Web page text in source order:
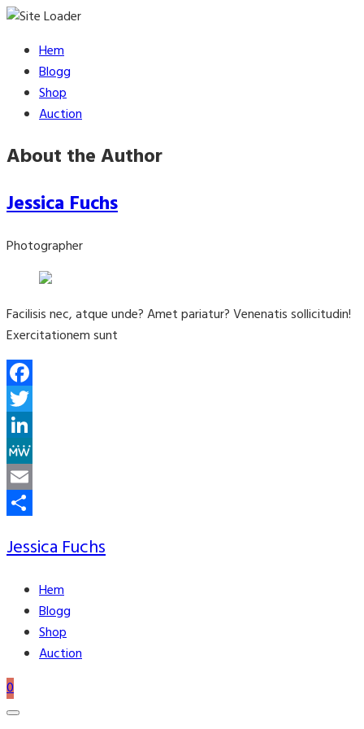
Skip
content
Hem
Blogg
Shop
Auction
About the Author
Jessica Fuchs
Photographer
Facilisis nec, atque unde? Amet pariatur? Venenatis sollicitudin!
Exercitationem sunt
Facebook
Twitter
LinkedIn
MeWe
Email
Jessica Fuchs
Hem
Blogg
Shop
Auction
0